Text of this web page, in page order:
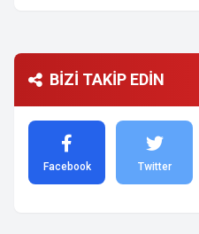
BİZİ TAKİP EDİN
Facebook Twitter